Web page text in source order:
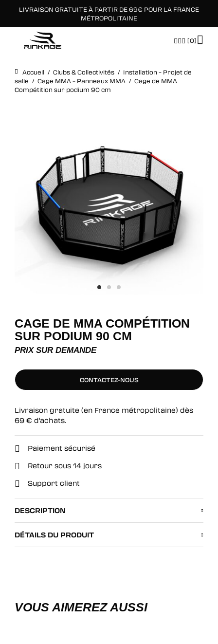
LIVRAISON GRATUITE À PARTIR DE 69€ POUR LA FRANCE
MÉTROPOLITAINE
[0]
Accueil / Clubs & Collectivités / Installation – Projet de
salle / Cage MMA – Panneaux MMA / Cage de MMA
Compétition sur podium 90 cm
CAGE DE MMA COMPÉTITION
SUR PODIUM 90 CM
PRIX SUR DEMANDE
CONTACTEZ-NOUS
Livraison gratuite (en France métropolitaine) dès
69 € d'achats.
Paiement sécurisé
Retour sous 14 jours
Support client
DESCRIPTION
DÉTAILS DU PRODUIT
VOUS AIMEREZ AUSSI